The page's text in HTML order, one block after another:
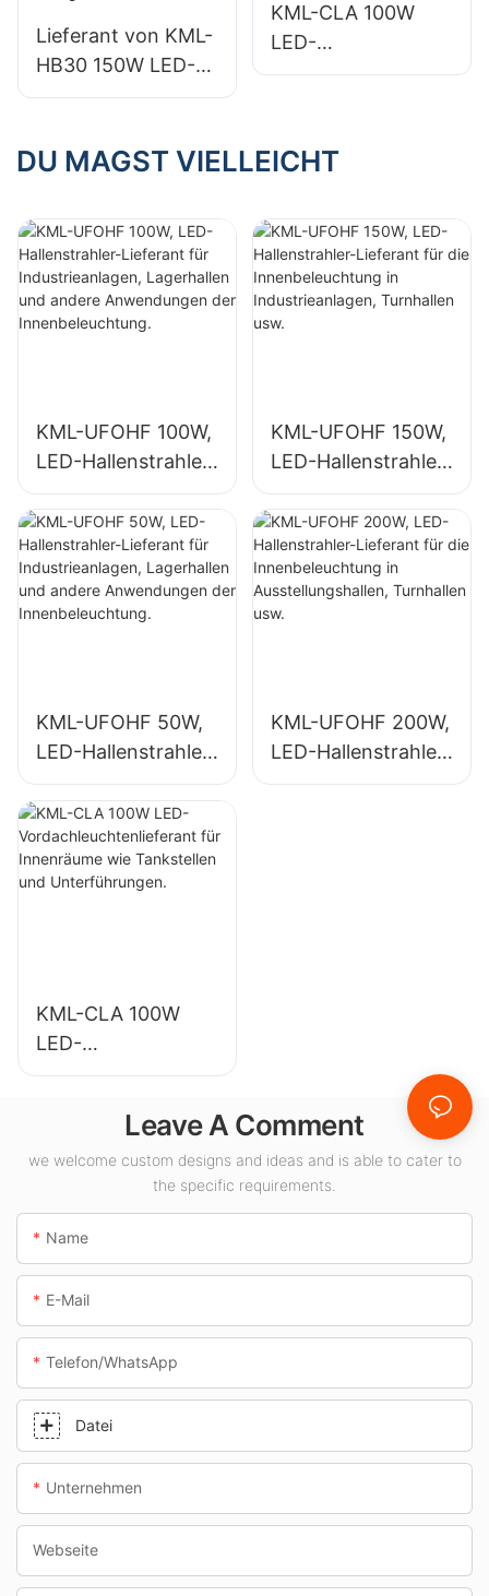
Lieferant von KML-
HB30 150W LED-
Industrie- und
für Innenräume wie
KML-CLA 100W
LED-
Vordachleuchtenlie
Tankstellen und
DU MAGST VIELLEICHT
KML-UFOHF 100W,
LED-Hallenstrahler-
Lieferant für
Industrieanlagen,
Lagerhallen und
andere
Anwendungen der
KML-UFOHF 150W,
LED-Hallenstrahler-
Lieferant für die
Innenbeleuchtung
in Industrieanlagen,
Turnhallen usw.
KML-UFOHF 50W,
LED-Hallenstrahler-
Lieferant für
Industrieanlagen,
Lagerhallen und
andere
KML-UFOHF 200W,
LED-Hallenstrahler-
Lieferant für die
KML-CLA 100W
LED-
Vordachleuchtenlie
Innenräume wie
Tankstellen und
Unterführungen.
Leave A Comment
we welcome custom designs and ideas and is able to cater to
the specific requirements.
Name
E-Mail
Telefon/WhatsApp
Datei
Unternehmen
Webseite